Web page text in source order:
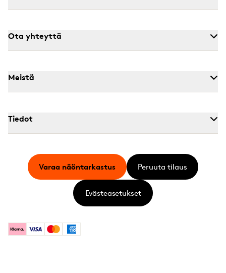
Ota yhteyttä
Meistä
Tiedot
KlarnaVisa MastercardAmerican Express
Varaa näöntarkastus Peruuta tilaus
Evästeasetukset